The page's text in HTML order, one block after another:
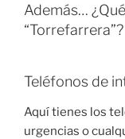
Además…
“Torrefarrera”?
Teléfonos de
Aquí tienes los
urgencias o